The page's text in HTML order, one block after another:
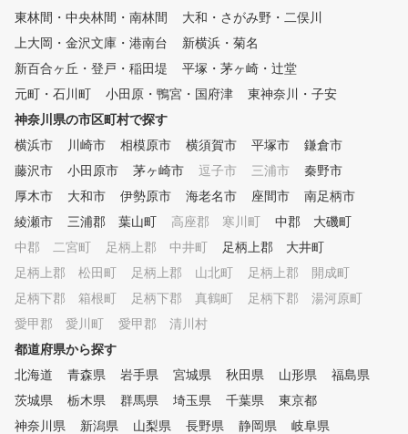
東林間・中央林間・南林間
大和・さがみ野・二俣川
上大岡・金沢文庫・港南台
新横浜・菊名
新百合ヶ丘・登戸・稲田堤
平塚・茅ヶ崎・辻堂
元町・石川町
小田原・鴨宮・国府津
東神奈川・子安
神奈川県の市区町村で探す
横浜市
川崎市 相模原市 横須賀市 平塚市
鎌倉市
藤沢市
小田原市 茅ヶ崎市 逗子市 三浦市
秦野市
厚木市
大和市 伊勢原市 海老名市 座間市
南足柄市
綾瀬市
三浦郡 葉山町 高座郡 寒川町
中郡 大磯町
中郡 二宮町
足柄上郡 中井町
足柄上郡 大井町
足柄上郡 松田町
足柄上郡 山北町
足柄上郡 開成町
足柄下郡 箱根町
足柄下郡 真鶴町
足柄下郡 湯河原町
愛甲郡 愛川町
愛甲郡 清川村
都道府県から探す
北海道
青森県 岩手県 宮城県 秋田県 山形県
福島県
茨城県
栃木県 群馬県 埼玉県 千葉県
東京都
神奈川県
新潟県 山梨県 長野県 静岡県
岐阜県